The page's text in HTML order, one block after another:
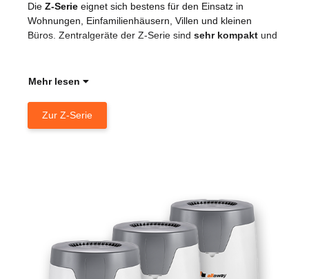
Die Z-Serie eignet sich bestens für den Einsatz in
Wohnungen, Einfamilienhäusern, Villen und kleinen
Büros. Zentralgeräte der Z-Serie sind sehr kompakt und
Mehr lesen
Zur Z-Serie